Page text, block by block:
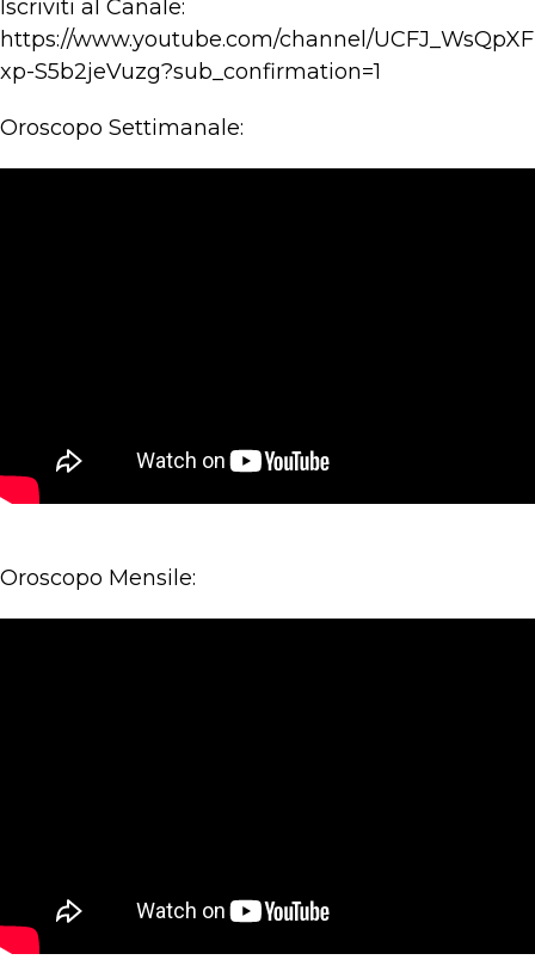
Iscriviti al Canale:
https://www.youtube.com/channel/UCFJ_WsQpXF
xp-S5b2jeVuzg?sub_confirmation=1
Oroscopo Settimanale:
Oroscopo Mensile: